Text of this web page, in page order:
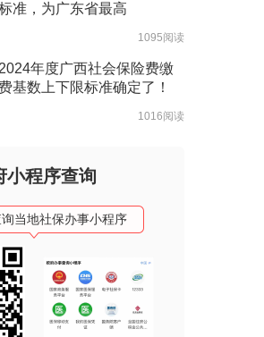
准，为广东省最高
1095阅读
2024年度广西社会保险费缴
费基数上下限标准确定了！
1016阅读
小程序查询
当地社保办事小程序